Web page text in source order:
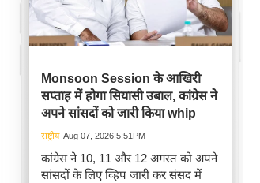
Monsoon Session के आखिरी
सप्ताह में होगा सियासी उबाल, कांग्रेस ने
अपने सांसदों को जारी किया whip
राष्ट्रीय Aug 07, 2026 5:51PM
कांग्रेस ने 10, 11 और 12 अगस्त को अपने
सांसदों के लिए व्हिप जारी कर संसद में